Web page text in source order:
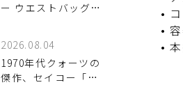
ー ウエストバッグ
2026.08.04
1970年代クォーツの
傑作、セイコー「キ
•
•
•